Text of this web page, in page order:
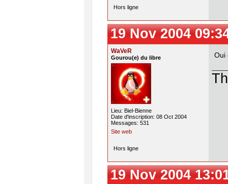
Hors ligne
19 Nov 2004
WaVeR
Gourou(e) du libre
Lieu: Biel-Bienne
Date d'inscription: 08 Oct 2004
Messages: 531
Site web
Oui
Hors ligne
19 Nov 2004